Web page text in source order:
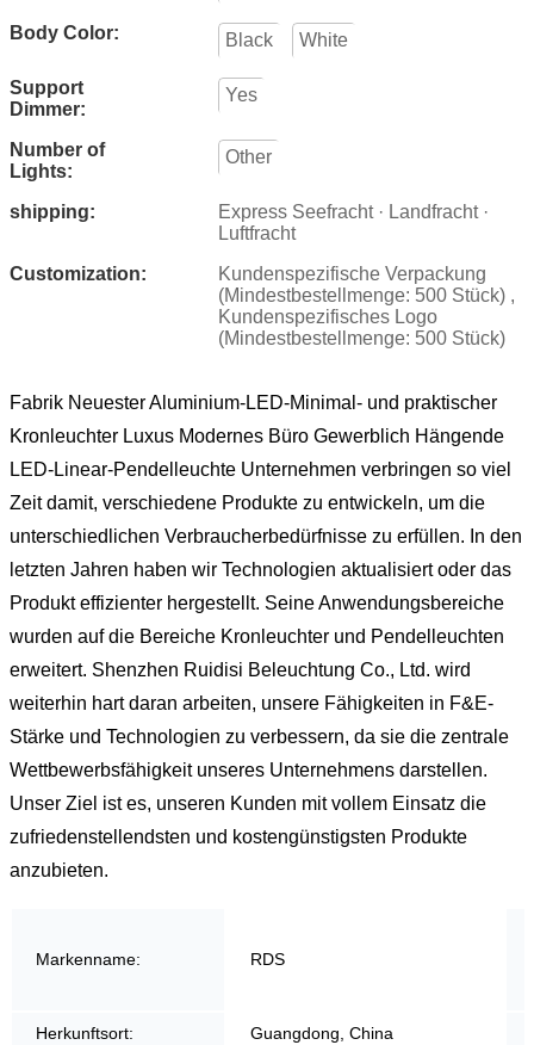
Body Color: Black White
Support
Dimmer:
Yes
Number of
Lights:
Other
shipping:
Express Seefracht · Landfracht ·
Luftfracht
Customization:
Kundenspezifische Verpackung
(Mindestbestellmenge: 500 Stück) ,
Kundenspezifisches Logo
(Mindestbestellmenge: 500 Stück)
Fabrik Neuester Aluminium-LED-Minimal- und praktischer
Kronleuchter Luxus Modernes Büro Gewerblich Hängende
LED-Linear-Pendelleuchte Unternehmen verbringen so viel
Zeit damit, verschiedene Produkte zu entwickeln, um die
unterschiedlichen Verbraucherbedürfnisse zu erfüllen. In den
letzten Jahren haben wir Technologien aktualisiert oder das
Produkt effizienter hergestellt. Seine Anwendungsbereiche
wurden auf die Bereiche Kronleuchter und Pendelleuchten
erweitert. Shenzhen Ruidisi Beleuchtung Co., Ltd. wird
weiterhin hart daran arbeiten, unsere Fähigkeiten in F&E-
Stärke und Technologien zu verbessern, da sie die zentrale
Wettbewerbsfähigkeit unseres Unternehmens darstellen.
Unser Ziel ist es, unseren Kunden mit vollem Einsatz die
zufriedenstellendsten und kostengünstigsten Produkte
anzubieten.
Markenname: RDS
Herkunftsort: Guangdong, China